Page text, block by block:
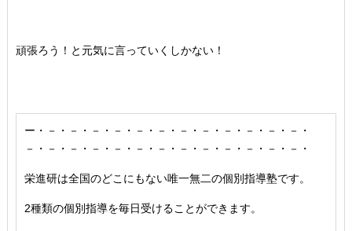
頑張ろう！と元気に言っていくしかない！
ー・－・－・－・－・－・－・－・－・－・－・－・－・
－・－・－・－・－・－・－・－・－・－・－・－・－・
栄進研は全国のどこにもない唯一無二の個別指導塾です。
2種類の個別指導を毎日受けることができます。